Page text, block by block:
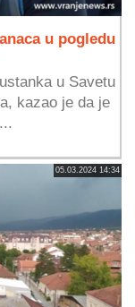
u pogledu
u Savetu
kazao je da je
05.03.2024 14:34